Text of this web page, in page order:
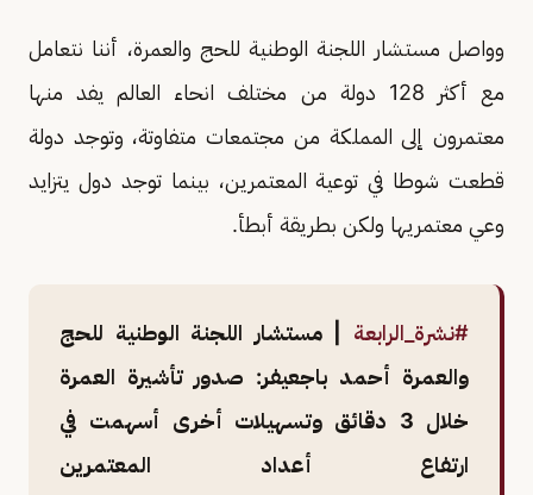
وواصل مستشار اللجنة الوطنية للحج والعمرة، أننا نتعامل
مع أكثر 128 دولة من مختلف انحاء العالم يفد منها
معتمرون إلى المملكة من مجتمعات متفاوتة، وتوجد دولة
قطعت شوطا في توعية المعتمرين، بينما توجد دول يتزايد
وعي معتمريها ولكن بطريقة أبطأ.
#نشرة_الرابعة | مستشار اللجنة الوطنية للحج
والعمرة أحمد باجعيفر: صدور تأشيرة العمرة
خلال 3 دقائق وتسهيلات أخرى أسهمت في
ارتفاع أعداد المعتمرين